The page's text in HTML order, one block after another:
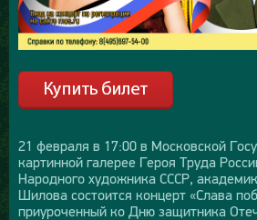
21 февраля в 17:00 в Московской
картинной галерее Героя Труда
Народного художника СССР,
Шилова состоится концерт «Слава
приуроченный ко Дню защитника